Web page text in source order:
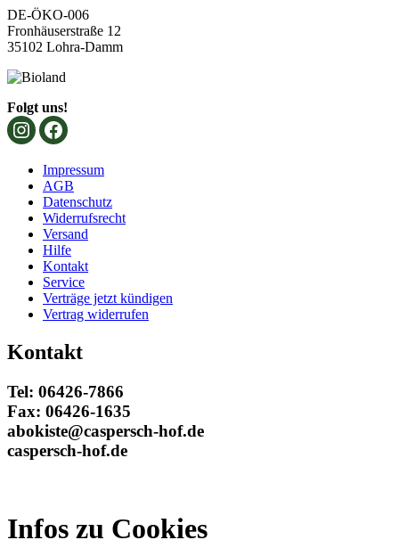
DE-ÖKO-006
Fronhäuserstraße 12
35102 Lohra-Damm
Folgt uns!
Impressum
AGB
Datenschutz
Widerrufsrecht
Versand
Hilfe
Kontakt
Service
Verträge jetzt kündigen
Vertrag widerrufen
Kontakt
Tel: 06426-7866
Fax: 06426-1635
abokiste@caspersch-hof.de
caspersch-hof.de
Infos zu Cookies